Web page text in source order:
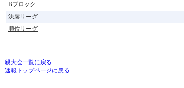
Bブロック
決勝リーグ
順位リーグ
親大会一覧に戻る
速報トップページに戻る